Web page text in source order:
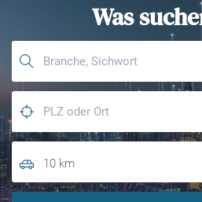
Was
10 km